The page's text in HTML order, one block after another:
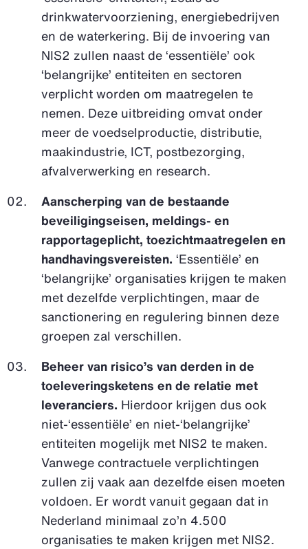
drinkwatervoorziening, energiebedrijven
en de waterkering. Bij de invoering van
NIS2 zullen naast de ‘essentiële’ ook
‘belangrijke’ entiteiten en sectoren
verplicht worden om maatregelen te
nemen. Deze uitbreiding omvat onder
meer de voedselproductie, distributie,
maakindustrie, ICT, postbezorging,
afvalverwerking en research.
Aanscherping van de bestaande
beveiligingseisen, meldings- en
rapportageplicht, toezichtmaatregelen en
handhavingsvereisten. ‘Essentiële’ en
‘belangrijke’ organisaties krijgen te maken
met dezelfde verplichtingen, maar de
sanctionering en regulering binnen deze
groepen zal verschillen.
Beheer van risico’s van derden in de
toeleveringsketens en de relatie met
leveranciers. Hierdoor krijgen dus ook
niet-‘essentiële’ en niet-‘belangrijke’
entiteiten mogelijk met NIS2 te maken.
Vanwege contractuele verplichtingen
zullen zij vaak aan dezelfde eisen moeten
voldoen. Er wordt vanuit gegaan dat in
Nederland minimaal zo’n 4.500
organisaties te maken krijgen met NIS2.